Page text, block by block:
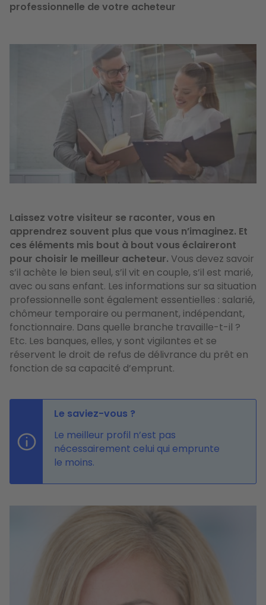
professionnelle de votre acheteur
Laissez votre visiteur se raconter, vous en
apprendrez souvent plus que vous n’imaginez. Et
ces éléments mis bout à bout vous éclaireront
pour choisir le meilleur acheteur. Vous devez savoir
s’il achète le bien seul, s’il vit en couple, s’il est marié,
avec ou sans enfant. Les informations sur sa situation
professionnelle sont également essentielles : salarié,
chômeur temporaire ou permanent, indépendant,
fonctionnaire. Dans quelle branche travaille-t-il ?
Etc. Les banques, elles, y sont vigilantes et se
réservent le droit de refus de délivrance du prêt en
fonction de sa capacité d’emprunt.
Le saviez-vous ?
Le meilleur profil n’est pas
nécessairement celui qui emprunte
le moins.